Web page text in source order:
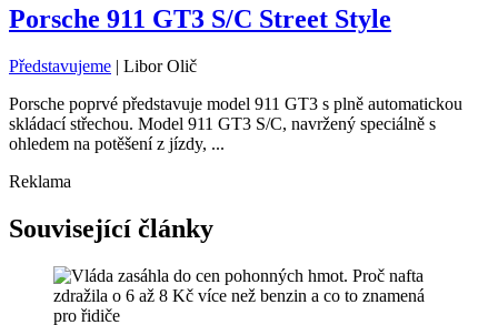
Porsche 911 GT3 S/C Street Style
Představujeme | Libor Olič
Porsche poprvé představuje model 911 GT3 s plně automatickou
skládací střechou. Model 911 GT3 S/C, navržený speciálně s
ohledem na potěšení z jízdy, ...
Reklama
Související články